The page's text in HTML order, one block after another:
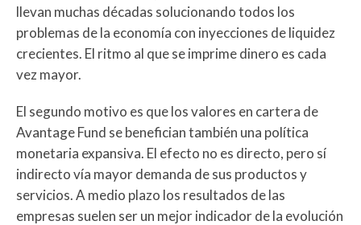
llevan muchas décadas solucionando todos los
problemas de la economía con inyecciones de liquidez
crecientes. El ritmo al que se imprime dinero es cada
vez mayor.
El segundo motivo es que los valores en cartera de
Avantage Fund se benefician también una política
monetaria expansiva. El efecto no es directo, pero sí
indirecto vía mayor demanda de sus productos y
servicios. A medio plazo los resultados de las
empresas suelen ser un mejor indicador de la evolución